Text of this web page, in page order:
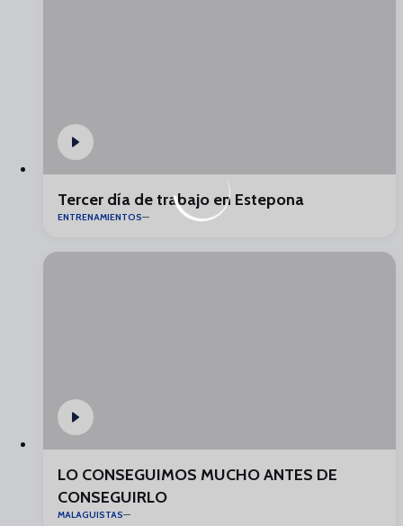
Tercer día de trabajo en Estepona
ENTRENAMIENTOS
LO CONSEGUIMOS MUCHO ANTES DE
CONSEGUIRLO
MALAGUISTAS